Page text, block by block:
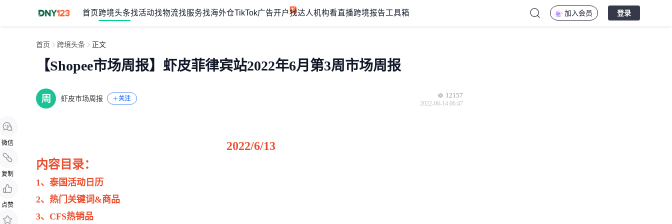
首页 跨境头条找活动找物流找服务找海外仓TikTok广告开户找达人机构看直播跨境报告工具箱 加入会员 登录
微信
复制
点赞
首页 跨境头条 正文
【Shopee市场周报】虾皮菲律宾站2022年6月第3周市场周报
虾皮市场周报 关注 12157
2022-06-14 06:47
2022/6/13
内容目录：
1、泰国活动日历
2、 热门关键词&商品
3、CFS热销品